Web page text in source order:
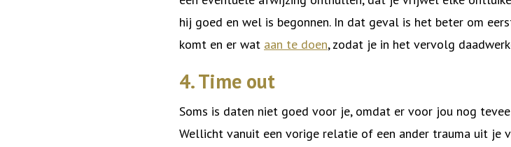
hij goed en wel is begonnen. In dat geval is het beter om
komt en er wat aan te doen, zodat je in het vervolg
4. Time out
Soms is daten niet goed voor je, omdat er voor jou nog
Wellicht vanuit een vorige relatie of een ander trauma uit je